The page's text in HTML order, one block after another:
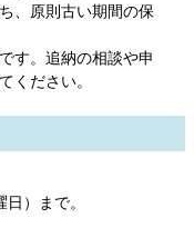
、原則古い期間の保
す。追納の相談や申
ください。
）まで。